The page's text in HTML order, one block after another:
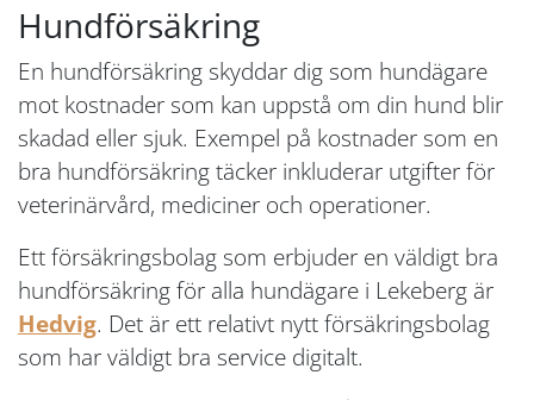
Hundförsäkring
En hundförsäkring skyddar dig som hundägare
mot kostnader som kan uppstå om din hund blir
skadad eller sjuk. Exempel på kostnader som en
bra hundförsäkring täcker inkluderar utgifter för
veterinärvård, mediciner och operationer.
Ett försäkringsbolag som erbjuder en väldigt bra
hundförsäkring för alla hundägare i Lekeberg är
Hedvig. Det är ett relativt nytt försäkringsbolag
som har väldigt bra service digitalt.